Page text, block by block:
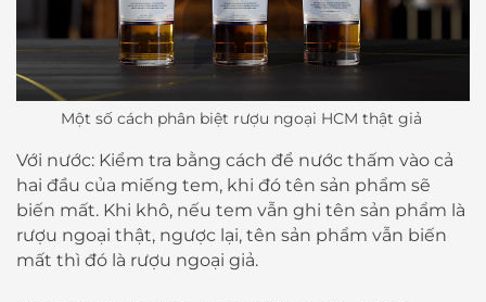
Một số cách phân biệt rượu ngoại HCM thật giả
Với nước: Kiểm tra bằng cách để nước thấm vào cả
hai đầu của miếng tem, khi đó tên sản phẩm sẽ
biến mất. Khi khô, nếu tem vẫn ghi tên sản phẩm là
rượu ngoại thật, ngược lại, tên sản phẩm vẫn biến
mất thì đó là rượu ngoại giả.